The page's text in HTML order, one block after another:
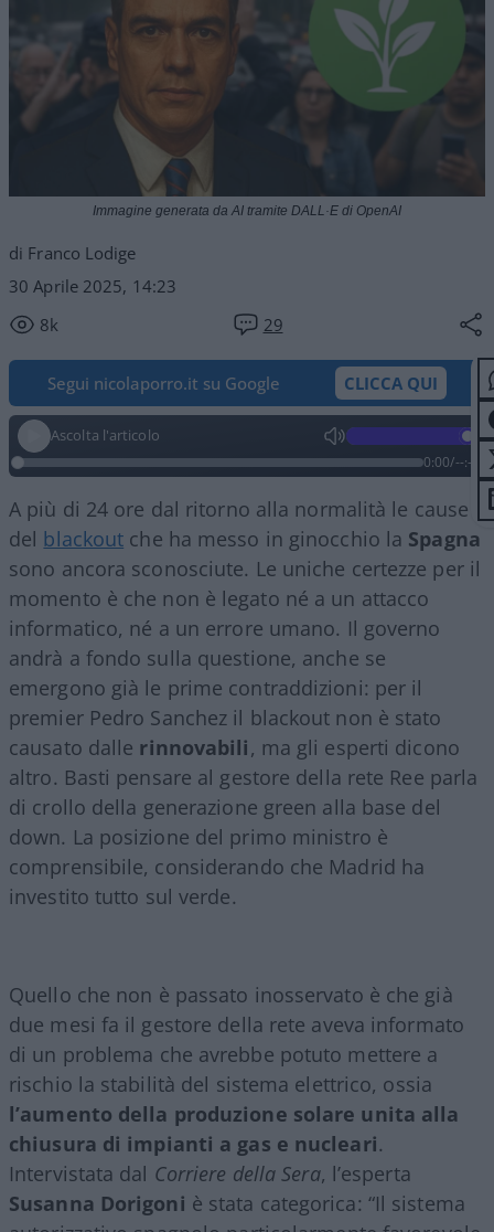
di Franco Lodige
30 Aprile 2025, 14:23
8k
29
Immagine generata da AI tramite DALL·E di OpenAI
Segui nicolaporro.it su Google CLICCA QUI
Ascolta l'articolo
0:00/--:--
A più di 24 ore dal ritorno alla normalità le cause
del blackout che ha messo in ginocchio la Spagna
sono ancora sconosciute. Le uniche certezze per il
momento è che non è legato né a un attacco
informatico, né a un errore umano. Il governo
andrà a fondo sulla questione, anche se
emergono già le prime contraddizioni: per il
premier Pedro Sanchez il blackout non è stato
causato dalle rinnovabili, ma gli esperti dicono
altro. Basti pensare al gestore della rete Ree parla
di crollo della generazione green alla base del
down. La posizione del primo ministro è
comprensibile, considerando che Madrid ha
investito tutto sul verde.
Quello che non è passato inosservato è che già
due mesi fa il gestore della rete aveva informato
di un problema che avrebbe potuto mettere a
rischio la stabilità del sistema elettrico, ossia
l’aumento della produzione solare unita alla
chiusura di impianti a gas e nucleari.
Intervistata dal Corriere della Sera, l’esperta
Susanna Dorigoni è stata categorica: “Il sistema